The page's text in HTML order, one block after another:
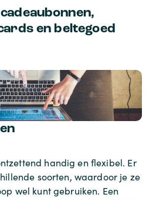
en beltegoed
handig en flexibel. Er
soorten, waardoor je ze
wel kunt gebruiken. Een